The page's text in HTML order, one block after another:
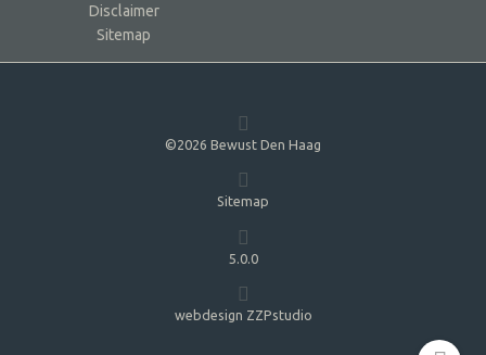
Disclaimer
Sitemap
©2026 Bewust Den Haag
Sitemap
5.0.0
webdesign ZZPstudio